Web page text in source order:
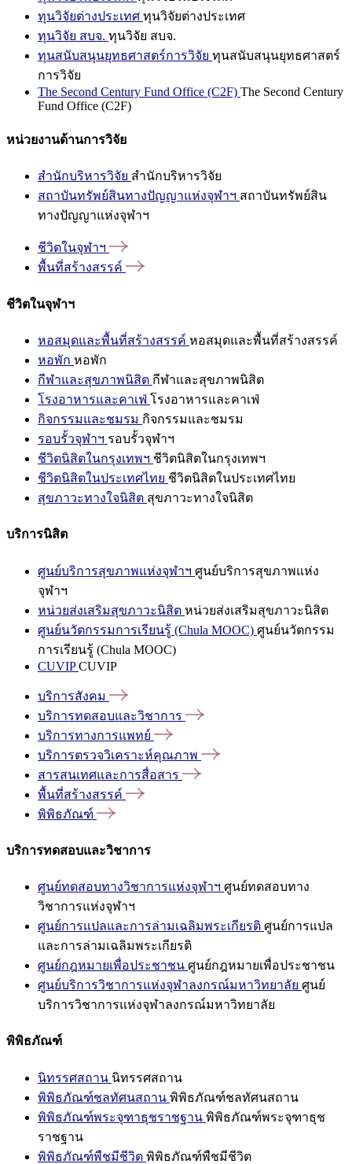
ทุนวิจัยต่างประเทศ ทุนวิจัยต่างประเทศ
ทุนวิจัย สบจ. ทุนวิจัย สบจ.
ทุนสนับสนุนยุทธศาสตร์การวิจัย ทุนสนับสนุนยุทธศาสตร์
การวิจัย
The Second Century Fund Office (C2F) The Second Century
Fund Office (C2F)
หน่วยงานด้านการวิจัย
สำนักบริหารวิจัย สำนักบริหารวิจัย
สถาบันทรัพย์สินทางปัญญาแห่งจุฬาฯ สถาบันทรัพย์สิน
ทางปัญญาแห่งจุฬาฯ
ชีวิตในจุฬาฯ
พื้นที่สร้างสรรค์
ชีวิตในจุฬาฯ
หอสมุดและพื้นที่สร้างสรรค์ หอสมุดและพื้นที่สร้างสรรค์
หอพัก หอพัก
กีฬาและสุขภาพนิสิต กีฬาและสุขภาพนิสิต
โรงอาหารและคาเฟ่ โรงอาหารและคาเฟ่
กิจกรรมและชมรม กิจกรรมและชมรม
รอบรั้วจุฬาฯ รอบรั้วจุฬาฯ
ชีวิตนิสิตในกรุงเทพฯ ชีวิตนิสิตในกรุงเทพฯ
ชีวิตนิสิตในประเทศไทย ชีวิตนิสิตในประเทศไทย
สุขภาวะทางใจนิสิต สุขภาวะทางใจนิสิต
บริการนิสิต
ศูนย์บริการสุขภาพแห่งจุฬาฯ ศูนย์บริการสุขภาพแห่ง
จุฬาฯ
หน่วยส่งเสริมสุขภาวะนิสิต หน่วยส่งเสริมสุขภาวะนิสิต
ศูนย์นวัตกรรมการเรียนรู้ (Chula MOOC) ศูนย์นวัตกรรม
การเรียนรู้ (Chula MOOC)
CUVIPCUVIP
บริการสังคม
บริการทดสอบและวิชาการ
บริการทางการแพทย์
บริการตรวจวิเคราะห์คุณภาพ
สารสนเทศและการสื่อสาร
พื้นที่สร้างสรรค์
พิพิธภัณฑ์
บริการทดสอบและวิชาการ
ศูนย์ทดสอบทางวิชาการแห่งจุฬาฯ ศูนย์ทดสอบทาง
วิชาการแห่งจุฬาฯ
ศูนย์การแปลและการล่ามเฉลิมพระเกียรติ ศูนย์การแปล
และการล่ามเฉลิมพระเกียรติ
ศูนย์กฎหมายเพื่อประชาชน ศูนย์กฎหมายเพื่อประชาชน
ศูนย์บริการวิชาการแห่งจุฬาลงกรณ์มหาวิทยาลัย ศูนย์
บริการวิชาการแห่งจุฬาลงกรณ์มหาวิทยาลัย
พิพิธภัณฑ์
นิทรรศสถาน นิทรรศสถาน
พิพิธภัณฑ์ชลทัศนสถาน พิพิธภัณฑ์ชลทัศนสถาน
พิพิธภัณฑ์พระจุฑาธุชราชฐาน พิพิธภัณฑ์พระจุฑาธุช
ราชฐาน
พิพิธภัณฑ์พืชมีชีวิต พิพิธภัณฑ์พืชมีชีวิต